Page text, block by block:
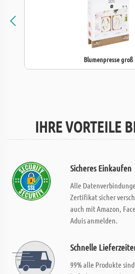
Blumenpresse groß
IHRE VORTEILE
Sicheres Einkaufen
Alle
Zertifikat sicher
auch mit Amazon,
Aduis anmelden.
Schnelle
99% alle Produkte